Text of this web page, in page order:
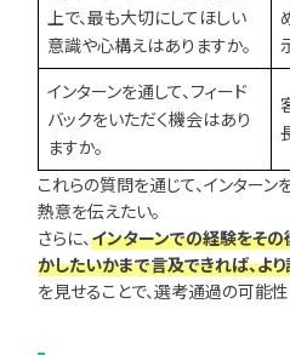
上で、最も大切にしてほしい
意識や心構えはありますか。
インターンを通して、フィード
バックをいただく機会はあり
ますか。
これらの質問を通じて、インター
熱意を伝えたい。
さらに、インターンでの経験をそ
かしたいかまで言及できれば、よ
を見せることで、選考通過の可能性